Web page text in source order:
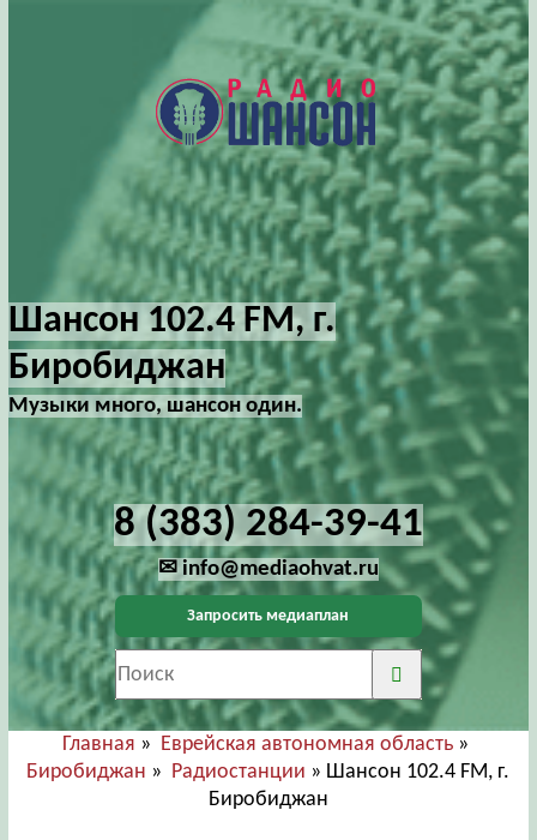
Шансон 102.4 FM, г.
Биробиджан
Музыки много, шансон один.
8 (383) 284-39-41
✉ info@mediaohvat.ru
Запросить медиаплан
Главная » Еврейская автономная область »
Биробиджан » Радиостанции » Шансон 102.4 FM, г.
Биробиджан